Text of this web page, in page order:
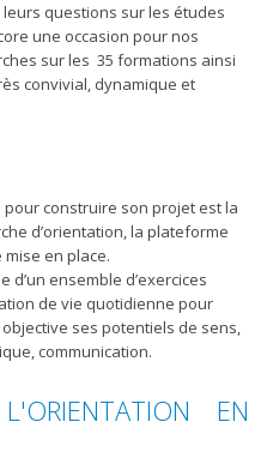
questions sur les études
une occasion pour nos
sur les 35 formations ainsi
convivial, dynamique et
construire son projet est la
d’orientation, la plateforme
en place.
d’un ensemble d’exercices
de vie quotidienne pour
ses potentiels de sens,
communication.
EN